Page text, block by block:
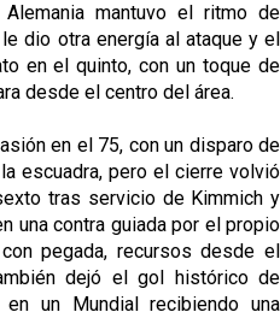
mantuvo el ritmo de
dio otra energía al ataque y el
en el quinto, con un toque de
desde el centro del área.
en el 75, con un disparo de
escuadra, pero el cierre volvió
tras servicio de Kimmich y
una contra guiada por el propio
pegada, recursos desde el
dejó el gol histórico de
en un Mundial recibiendo una